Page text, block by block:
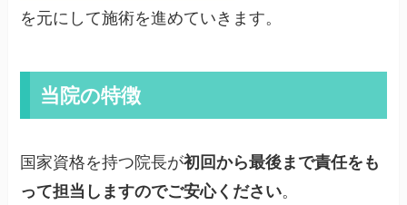
を元にして施術を進めていきます。
当院の特徴
国家資格を持つ院長が初回から最後まで責任をも
って担当しますのでご安心ください。